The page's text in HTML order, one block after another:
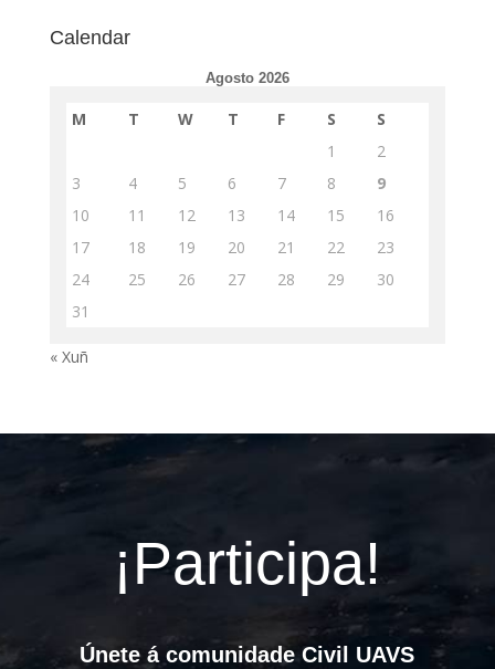
Calendar
Agosto 2026
M T W T F S
S
1
2
3
4 5 6 7 8
9
10
11 12 13 14 15
16
17
18 19 20 21 22
23
24
25 26 27 28 29
30
31
« Xuñ
¡Participa!
Únete á comunidade Civil UAVS